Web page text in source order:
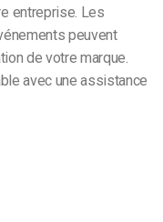
entreprise. Les
peuvent
de votre marque.
avec une assistance